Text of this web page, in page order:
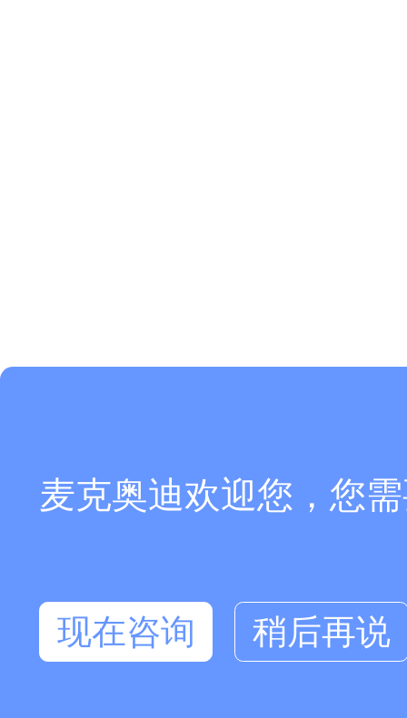
麦克奥迪欢迎您，您
现在咨询
稍后再说
在线咨询